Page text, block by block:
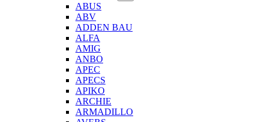
ABUS
ABV
ADDEN BAU
ALFA
AMIG
ANBO
APEC
APECS
APIKO
ARCHIE
ARMADILLO